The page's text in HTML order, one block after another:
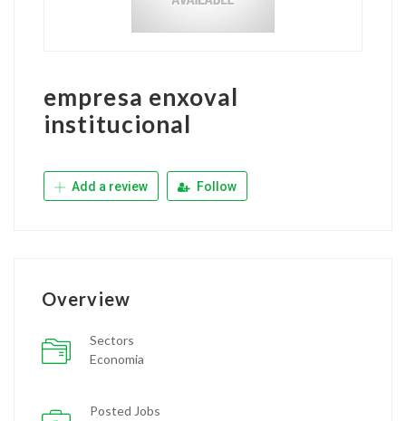
empresa enxoval
institucional
Add a review Follow
Overview
Sectors
Economia
Posted Jobs